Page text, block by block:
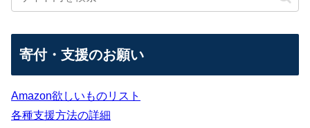
寄付・支援のお願い
Amazon欲しいものリスト
各種支援方法の詳細